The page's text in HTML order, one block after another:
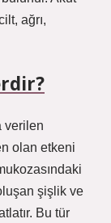
ağrı,
verilen
olan etkeni
şişlik ve
Bu tür